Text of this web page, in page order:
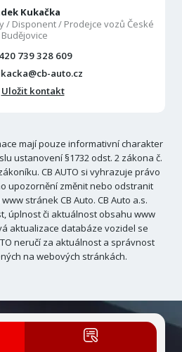
Kukačka
/ Disponent / Prodejce vozů České
Budějovice
739 328 609
auto.cz
Uložit kontakt
mají pouze informativní charakter
ustanovení §1732 odst. 2 zákona č.
CB AUTO si vyhrazuje právo
upozornění změnit nebo odstranit
stránek CB Auto. CB Auto a.s.
úplnost či aktuálnost obsahu www
aktualizace databáze vozidel se
neručí za aktuálnost a správnost
na webových stránkách.